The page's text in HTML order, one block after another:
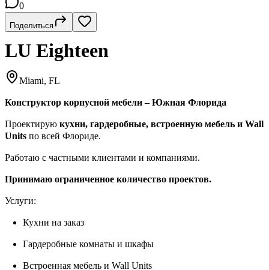
0
Поделиться
LU Eighteen
Miami, FL
Конструктор корпусной мебели – Южная Флорида
Проектирую кухни, гардеробные, встроенную мебель и Wall
Units по всей Флориде.
Работаю с частными клиентами и компаниями.
Принимаю ограниченное количество проектов.
Услуги:
Кухни на заказ
Гардеробные комнаты и шкафы
Встроенная мебель и Wall Units